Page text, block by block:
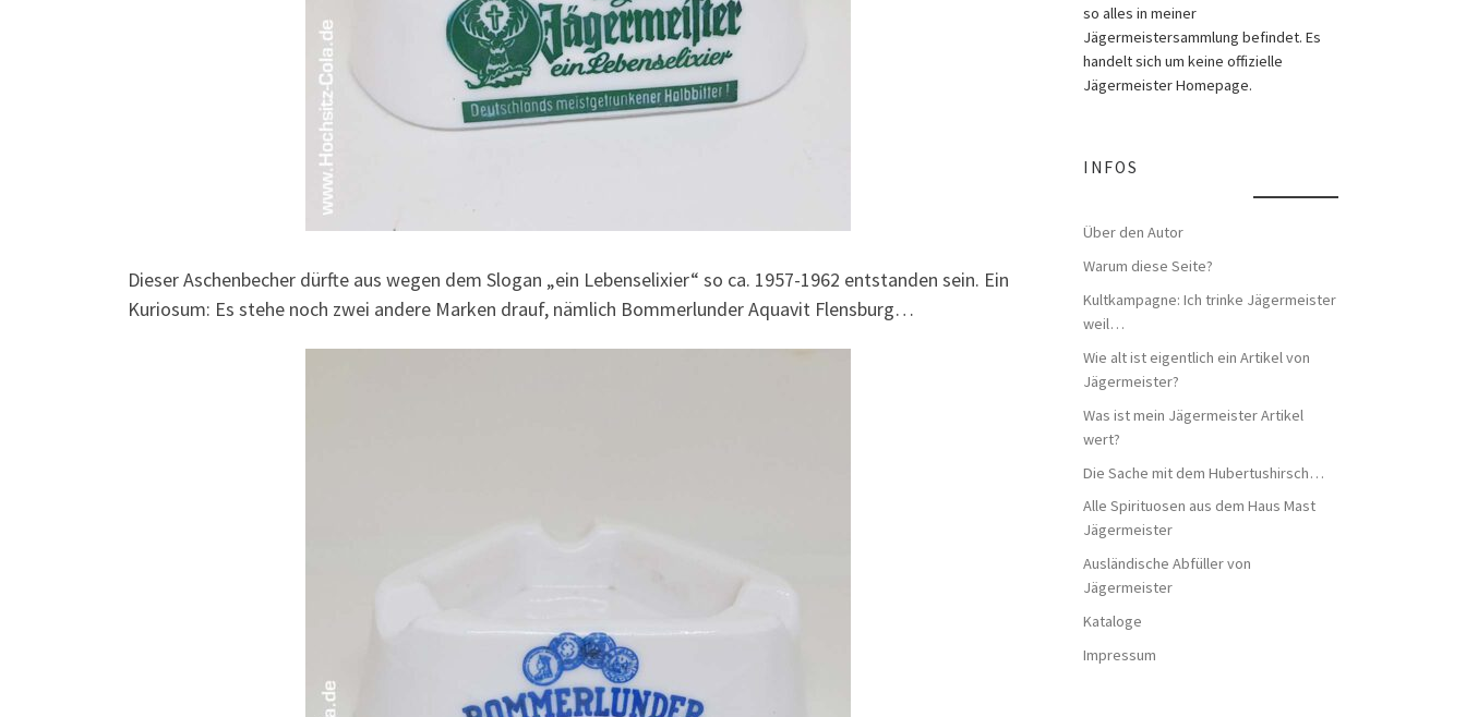
Dieser Aschenbecher dürfte aus wegen dem Slogan „ein Lebenselixier“ so ca. 1957-1962 entstanden sein. Ein
Kuriosum: Es stehe noch zwei andere Marken drauf, nämlich Bommerlunder Aquavit Flensburg…
so alles in meiner
Jägermeistersammlung befindet. Es
handelt sich um keine offizielle
Jägermeister Homepage.
INFOS
Über den Autor
Warum diese Seite?
Kultkampagne: Ich trinke Jägermeister
weil…
Wie alt ist eigentlich ein Artikel von
Jägermeister?
Was ist mein Jägermeister Artikel
wert?
Die Sache mit dem Hubertushirsch…
Alle Spirituosen aus dem Haus Mast
Jägermeister
Ausländische Abfüller von
Jägermeister
Kataloge
Impressum